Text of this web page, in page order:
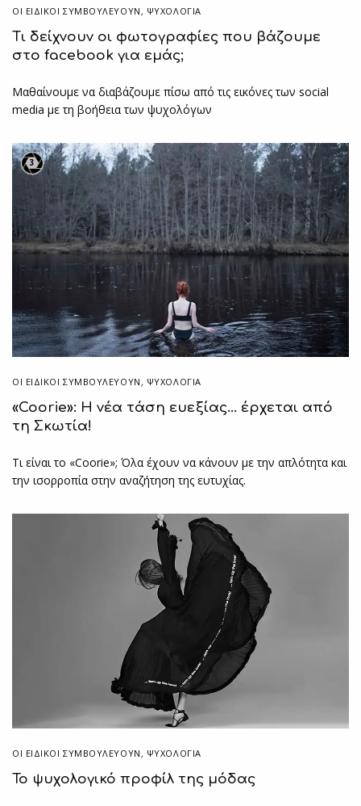
ΟΙ ΕΙΔΙΚΟΊ ΣΥΜΒΟΥΛΕΎΟΥΝ , ΨΥΧΟΛΟΓΙΑ
Τι δείχνουν οι φωτογραφίες που βάζουμε
στο facebook για εμάς;
Μαθαίνουμε να διαβάζουμε πίσω από τις εικόνες των social
media με τη βοήθεια των ψυχολόγων
3
ΟΙ ΕΙΔΙΚΟΊ ΣΥΜΒΟΥΛΕΎΟΥΝ , ΨΥΧΟΛΟΓΙΑ
«Coorie»: Η νέα τάση ευεξίας… έρχεται από
τη Σκωτία!
Τι είναι το «Coorie»; Όλα έχουν να κάνουν με την απλότητα και
την ισορροπία στην αναζήτηση της ευτυχίας.
ΟΙ ΕΙΔΙΚΟΊ ΣΥΜΒΟΥΛΕΎΟΥΝ , ΨΥΧΟΛΟΓΙΑ
Το ψυχολογικό προφίλ της μόδας